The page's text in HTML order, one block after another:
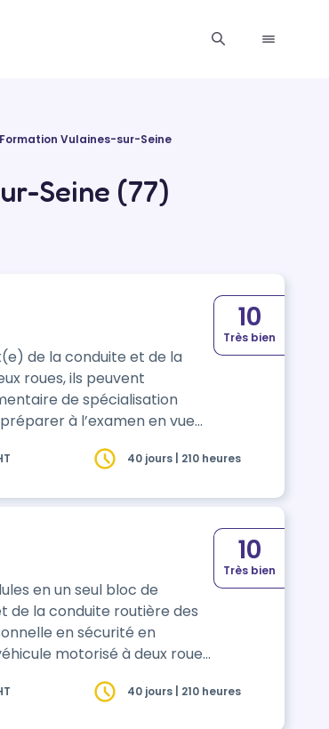
Formation Vulaines-sur-Seine
Seine (77)
de la conduite et de la
roues, ils peuvent
de spécialisation
à l’examen en vue
des véhicules à 2
10
Très bien
40 jours | 210 heures
en un seul bloc de
10
Très bien
40 jours | 210 heures